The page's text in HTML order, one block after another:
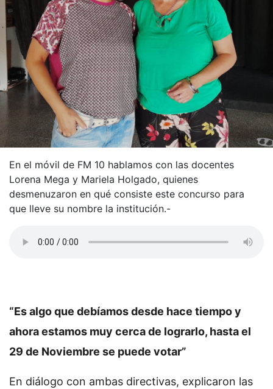
En el móvil de FM 10 hablamos con las docentes
Lorena Mega y Mariela Holgado, quienes
desmenuzaron en qué consiste este concurso para
que lleve su nombre la institución.-
“Es algo que debíamos desde hace tiempo y
ahora estamos muy cerca de lograrlo, hasta el
29 de Noviembre se puede votar”
En diálogo con ambas directivas, explicaron las